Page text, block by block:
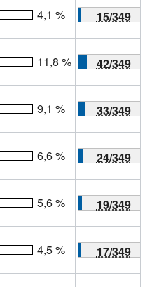
4,1 % 15/349
11,8 % 42/349
9,1 % 33/349
6,6 % 24/349
5,6 % 19/349
4,5 % 17/349